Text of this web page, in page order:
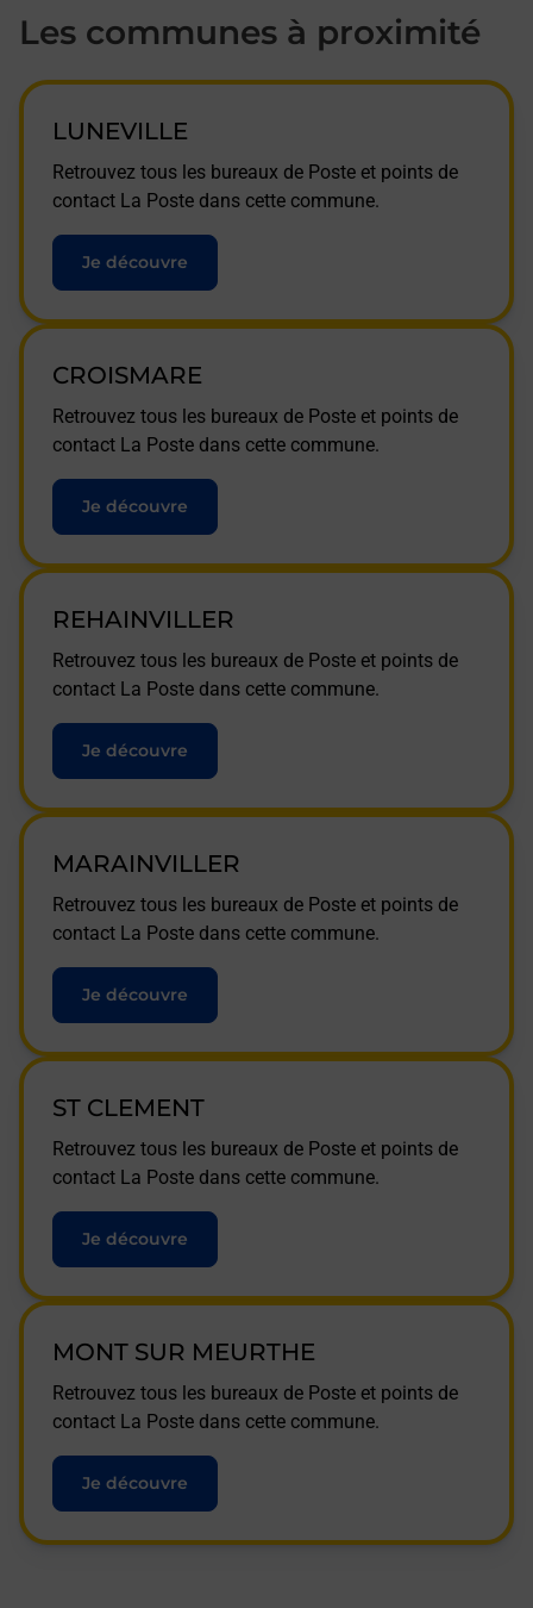
Les communes à proximité
LUNEVILLE
Retrouvez tous les bureaux de Poste et points de
contact La Poste dans cette commune.
Je découvre
CROISMARE
Retrouvez tous les bureaux de Poste et points de
contact La Poste dans cette commune.
Je découvre
REHAINVILLER
Retrouvez tous les bureaux de Poste et points de
contact La Poste dans cette commune.
Je découvre
MARAINVILLER
Retrouvez tous les bureaux de Poste et points de
contact La Poste dans cette commune.
Je découvre
ST CLEMENT
Retrouvez tous les bureaux de Poste et points de
contact La Poste dans cette commune.
Je découvre
MONT SUR MEURTHE
Retrouvez tous les bureaux de Poste et points de
contact La Poste dans cette commune.
Je découvre